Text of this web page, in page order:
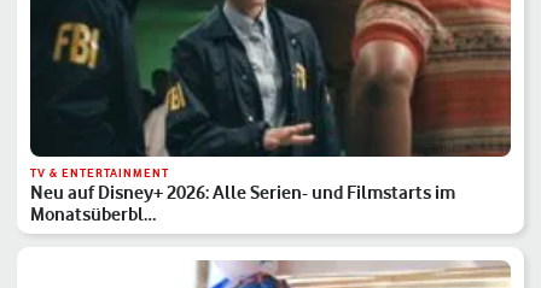
TV & ENTERTAINMENT
Neu auf Disney+ 2026: Alle Serien- und Filmstarts im
Monatsüberbl…